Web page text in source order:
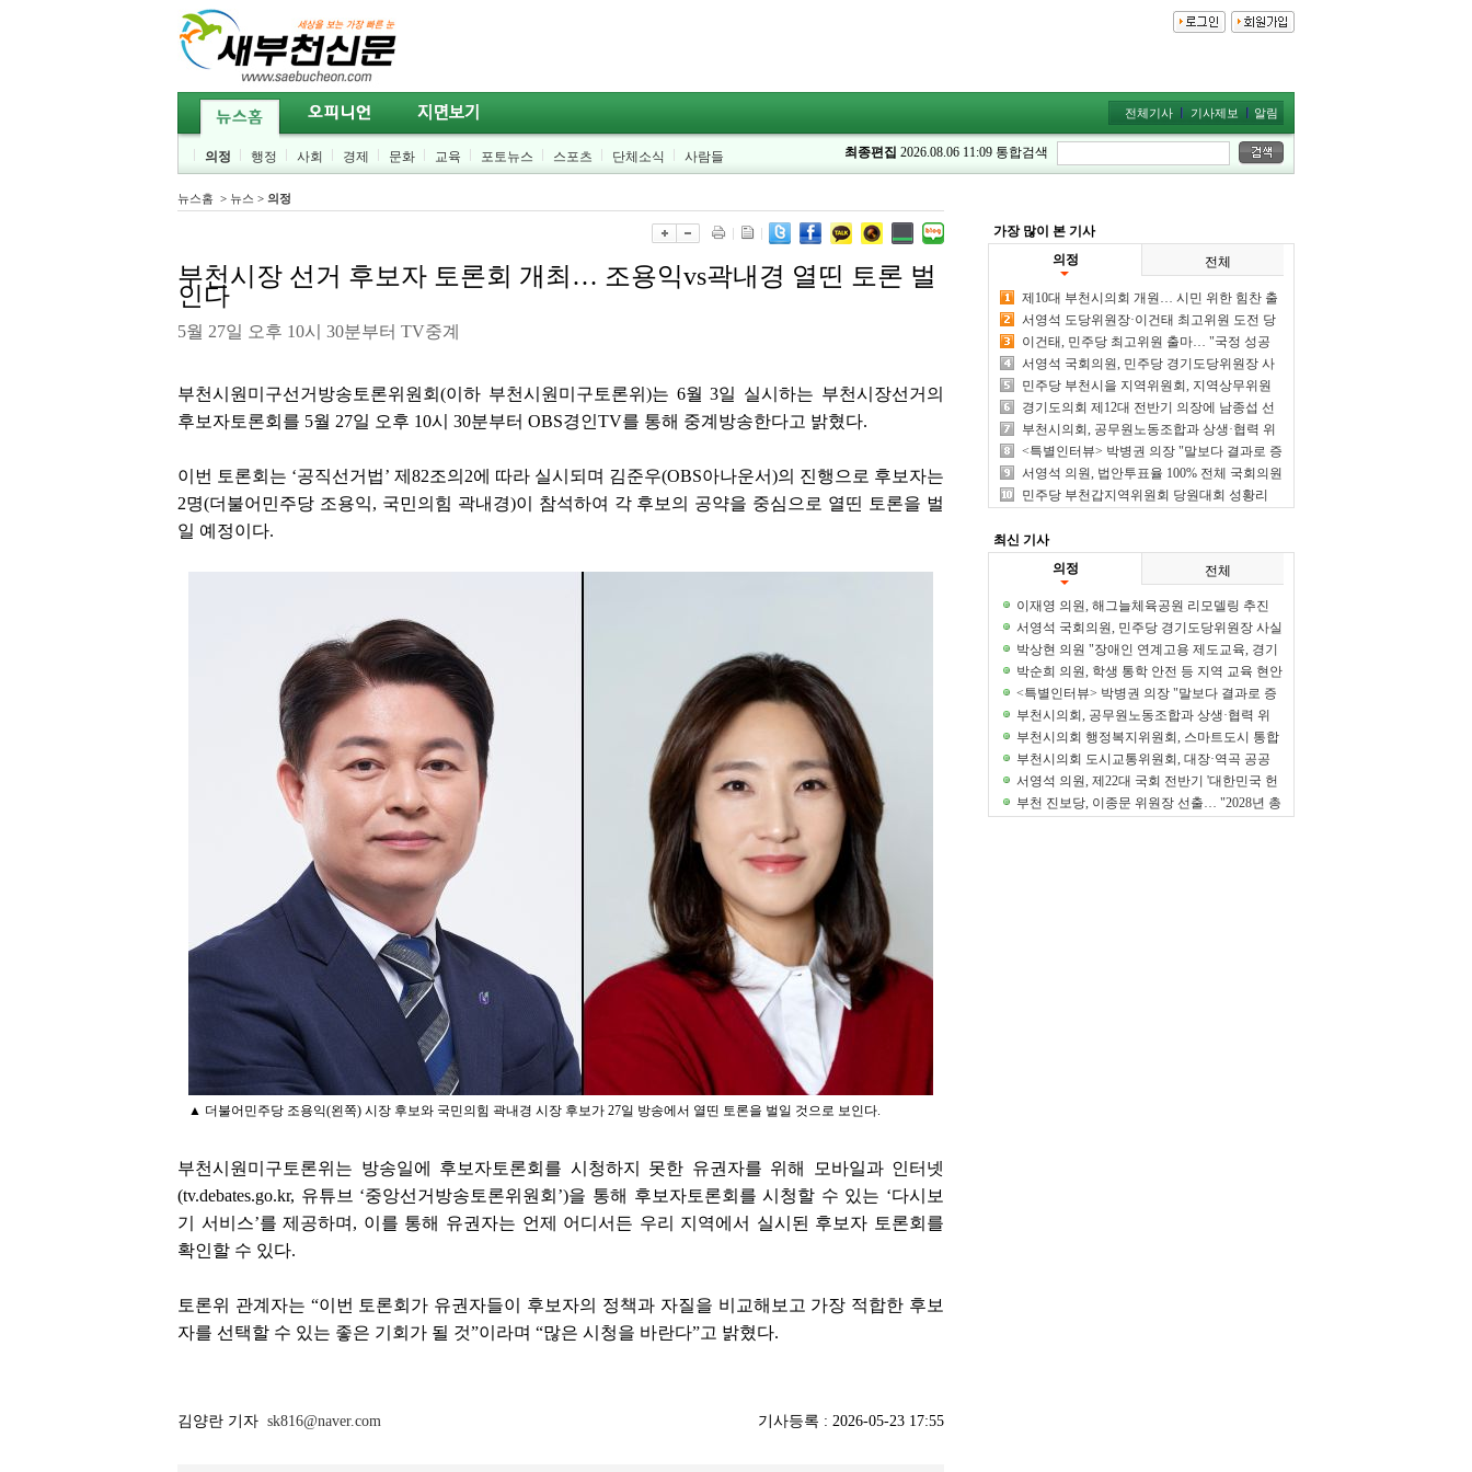
의정 행정 사회 경제 문화 교육 포토뉴스 스포츠 단체소식 사람들
전체기사 기사제보 알림
최종편집 2026.08.06 11:09 통합검색
뉴스홈 > 뉴스 > 의정
부천시장 선거 후보자 토론회 개최… 조용익vs곽내경 열띤 토론 벌
인다
5월 27일 오후 10시 30분부터 TV중계
부천시원미구선거방송토론위원회(이하 부천시원미구토론위)는 6월 3일 실시하는 부천시장선거의
후보자토론회를 5월 27일 오후 10시 30분부터 OBS경인TV를 통해 중계방송한다고 밝혔다.
이번 토론회는 ‘공직선거법’ 제82조의2에 따라 실시되며 김준우(OBS아나운서)의 진행으로 후보자는
2명(더불어민주당 조용익, 국민의힘 곽내경)이 참석하여 각 후보의 공약을 중심으로 열띤 토론을 벌
일 예정이다.
▲ 더불어민주당 조용익(왼쪽) 시장 후보와 국민의힘 곽내경 시장 후보가 27일 방송에서 열띤 토론을 벌일 것으로 보인다.
부천시원미구토론위는 방송일에 후보자토론회를 시청하지 못한 유권자를 위해 모바일과 인터넷
(tv.debates.go.kr, 유튜브 ‘중앙선거방송토론위원회’)을 통해 후보자토론회를 시청할 수 있는 ‘다시보
기 서비스’를 제공하며, 이를 통해 유권자는 언제 어디서든 우리 지역에서 실시된 후보자 토론회를
확인할 수 있다.
토론위 관계자는 “이번 토론회가 유권자들이 후보자의 정책과 자질을 비교해보고 가장 적합한 후보
자를 선택할 수 있는 좋은 기회가 될 것”이라며 “많은 시청을 바란다”고 밝혔다.
김양란 기자 sk816@naver.com 기사등록 : 2026-05-23 17:55
가장 많이 본 기사
의정
전체
제10대 부천시의회 개원… 시민 위한 힘찬 출
발
서영석 도당위원장·이건태 최고위원 도전 당
선 여부 주목
이건태, 민주당 최고위원 출마… "국정 성공
최전방 공격수 되겠다"
서영석 국회의원, 민주당 경기도당위원장 사
실상 단독 추대 전망
민주당 부천시을 지역위원회, 지역상무위원
회 및 당원대회 개최
경기도의회 제12대 전반기 의장에 남종섭 선
출
부천시의회, 공무원노동조합과 상생·협력 위
한 차담회 개최
<특별인터뷰> 박병권 의장 "말보다 결과로 증
명하는 의회 만들겠다"
서영석 의원, 법안투표율 100% 전체 국회의원
중 1위
민주당 부천갑지역위원회 당원대회 성황리
최신 기사
의정
전체
이재영 의원, 해그늘체육공원 리모델링 추진
정담회 개최
서영석 국회의원, 민주당 경기도당위원장 사실
상 단독 추대 전망
박상현 의원 "장애인 연계고용 제도교육, 경기
도부터 시작해야"
박순희 의원, 학생 통학 안전 등 지역 교육 현안
집중 점검
<특별인터뷰> 박병권 의장 "말보다 결과로 증
명하는 의회 만들겠다"
부천시의회, 공무원노동조합과 상생·협력 위
한 차담회 개최
부천시의회 행정복지위원회, 스마트도시 통합
운영센터 현장 방문
부천시의회 도시교통위원회, 대장·역곡 공공
주택지구 현장 방문
서영석 의원, 제22대 국회 전반기 '대한민국 헌
정대상' 수상
부천 진보당, 이종문 위원장 선출… "2028년 총